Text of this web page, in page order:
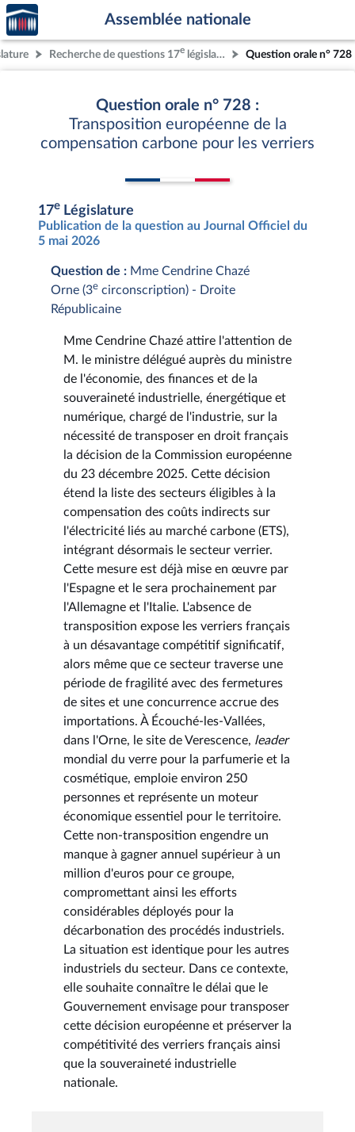
Aller au contenu
Aller en bas de la page
Accèder
à la
page
d'accueil
Assemblée nationale
Recherche de questions 17e législature Question orale n° 728
Question orale n° 728 :
Transposition européenne de la
compensation carbone pour les verriers
17e Législature
Publication de la question au Journal Officiel du
5 mai 2026
Question de : Mme Cendrine Chazé
Orne (3e circonscription) - Droite
Républicaine
Mme Cendrine Chazé attire l'attention de
M. le ministre délégué auprès du ministre
de l'économie, des finances et de la
souveraineté industrielle, énergétique et
numérique, chargé de l'industrie, sur la
nécessité de transposer en droit français
la décision de la Commission européenne
du 23 décembre 2025. Cette décision
étend la liste des secteurs éligibles à la
compensation des coûts indirects sur
l'électricité liés au marché carbone (ETS),
intégrant désormais le secteur verrier.
Cette mesure est déjà mise en œuvre par
l'Espagne et le sera prochainement par
l'Allemagne et l'Italie. L'absence de
transposition expose les verriers français
à un désavantage compétitif significatif,
alors même que ce secteur traverse une
période de fragilité avec des fermetures
de sites et une concurrence accrue des
importations. À Écouché-les-Vallées,
dans l'Orne, le site de Verescence, leader
mondial du verre pour la parfumerie et la
cosmétique, emploie environ 250
personnes et représente un moteur
économique essentiel pour le territoire.
Cette non-transposition engendre un
manque à gagner annuel supérieur à un
million d'euros pour ce groupe,
compromettant ainsi les efforts
considérables déployés pour la
décarbonation des procédés industriels.
La situation est identique pour les autres
industriels du secteur. Dans ce contexte,
elle souhaite connaître le délai que le
Gouvernement envisage pour transposer
cette décision européenne et préserver la
compétitivité des verriers français ainsi
que la souveraineté industrielle
nationale.